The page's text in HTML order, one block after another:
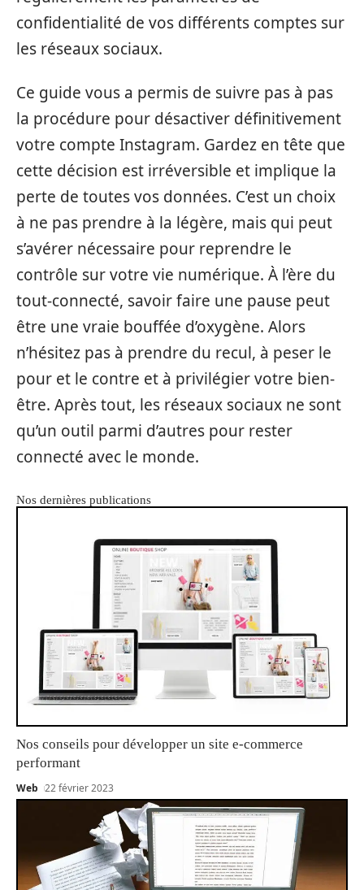
confidentialité de vos différents comptes sur
les réseaux sociaux.
Ce guide vous a permis de suivre pas à pas
la procédure pour désactiver définitivement
votre compte Instagram. Gardez en tête que
cette décision est irréversible et implique la
perte de toutes vos données. C’est un choix
à ne pas prendre à la légère, mais qui peut
s’avérer nécessaire pour reprendre le
contrôle sur votre vie numérique. À l’ère du
tout-connecté, savoir faire une pause peut
être une vraie bouffée d’oxygène. Alors
n’hésitez pas à prendre du recul, à peser le
pour et le contre et à privilégier votre bien-
être. Après tout, les réseaux sociaux ne sont
qu’un outil parmi d’autres pour rester
connecté avec le monde.
Nos dernières publications
Nos conseils pour développer un site e-commerce
performant
Web 22 février 2023